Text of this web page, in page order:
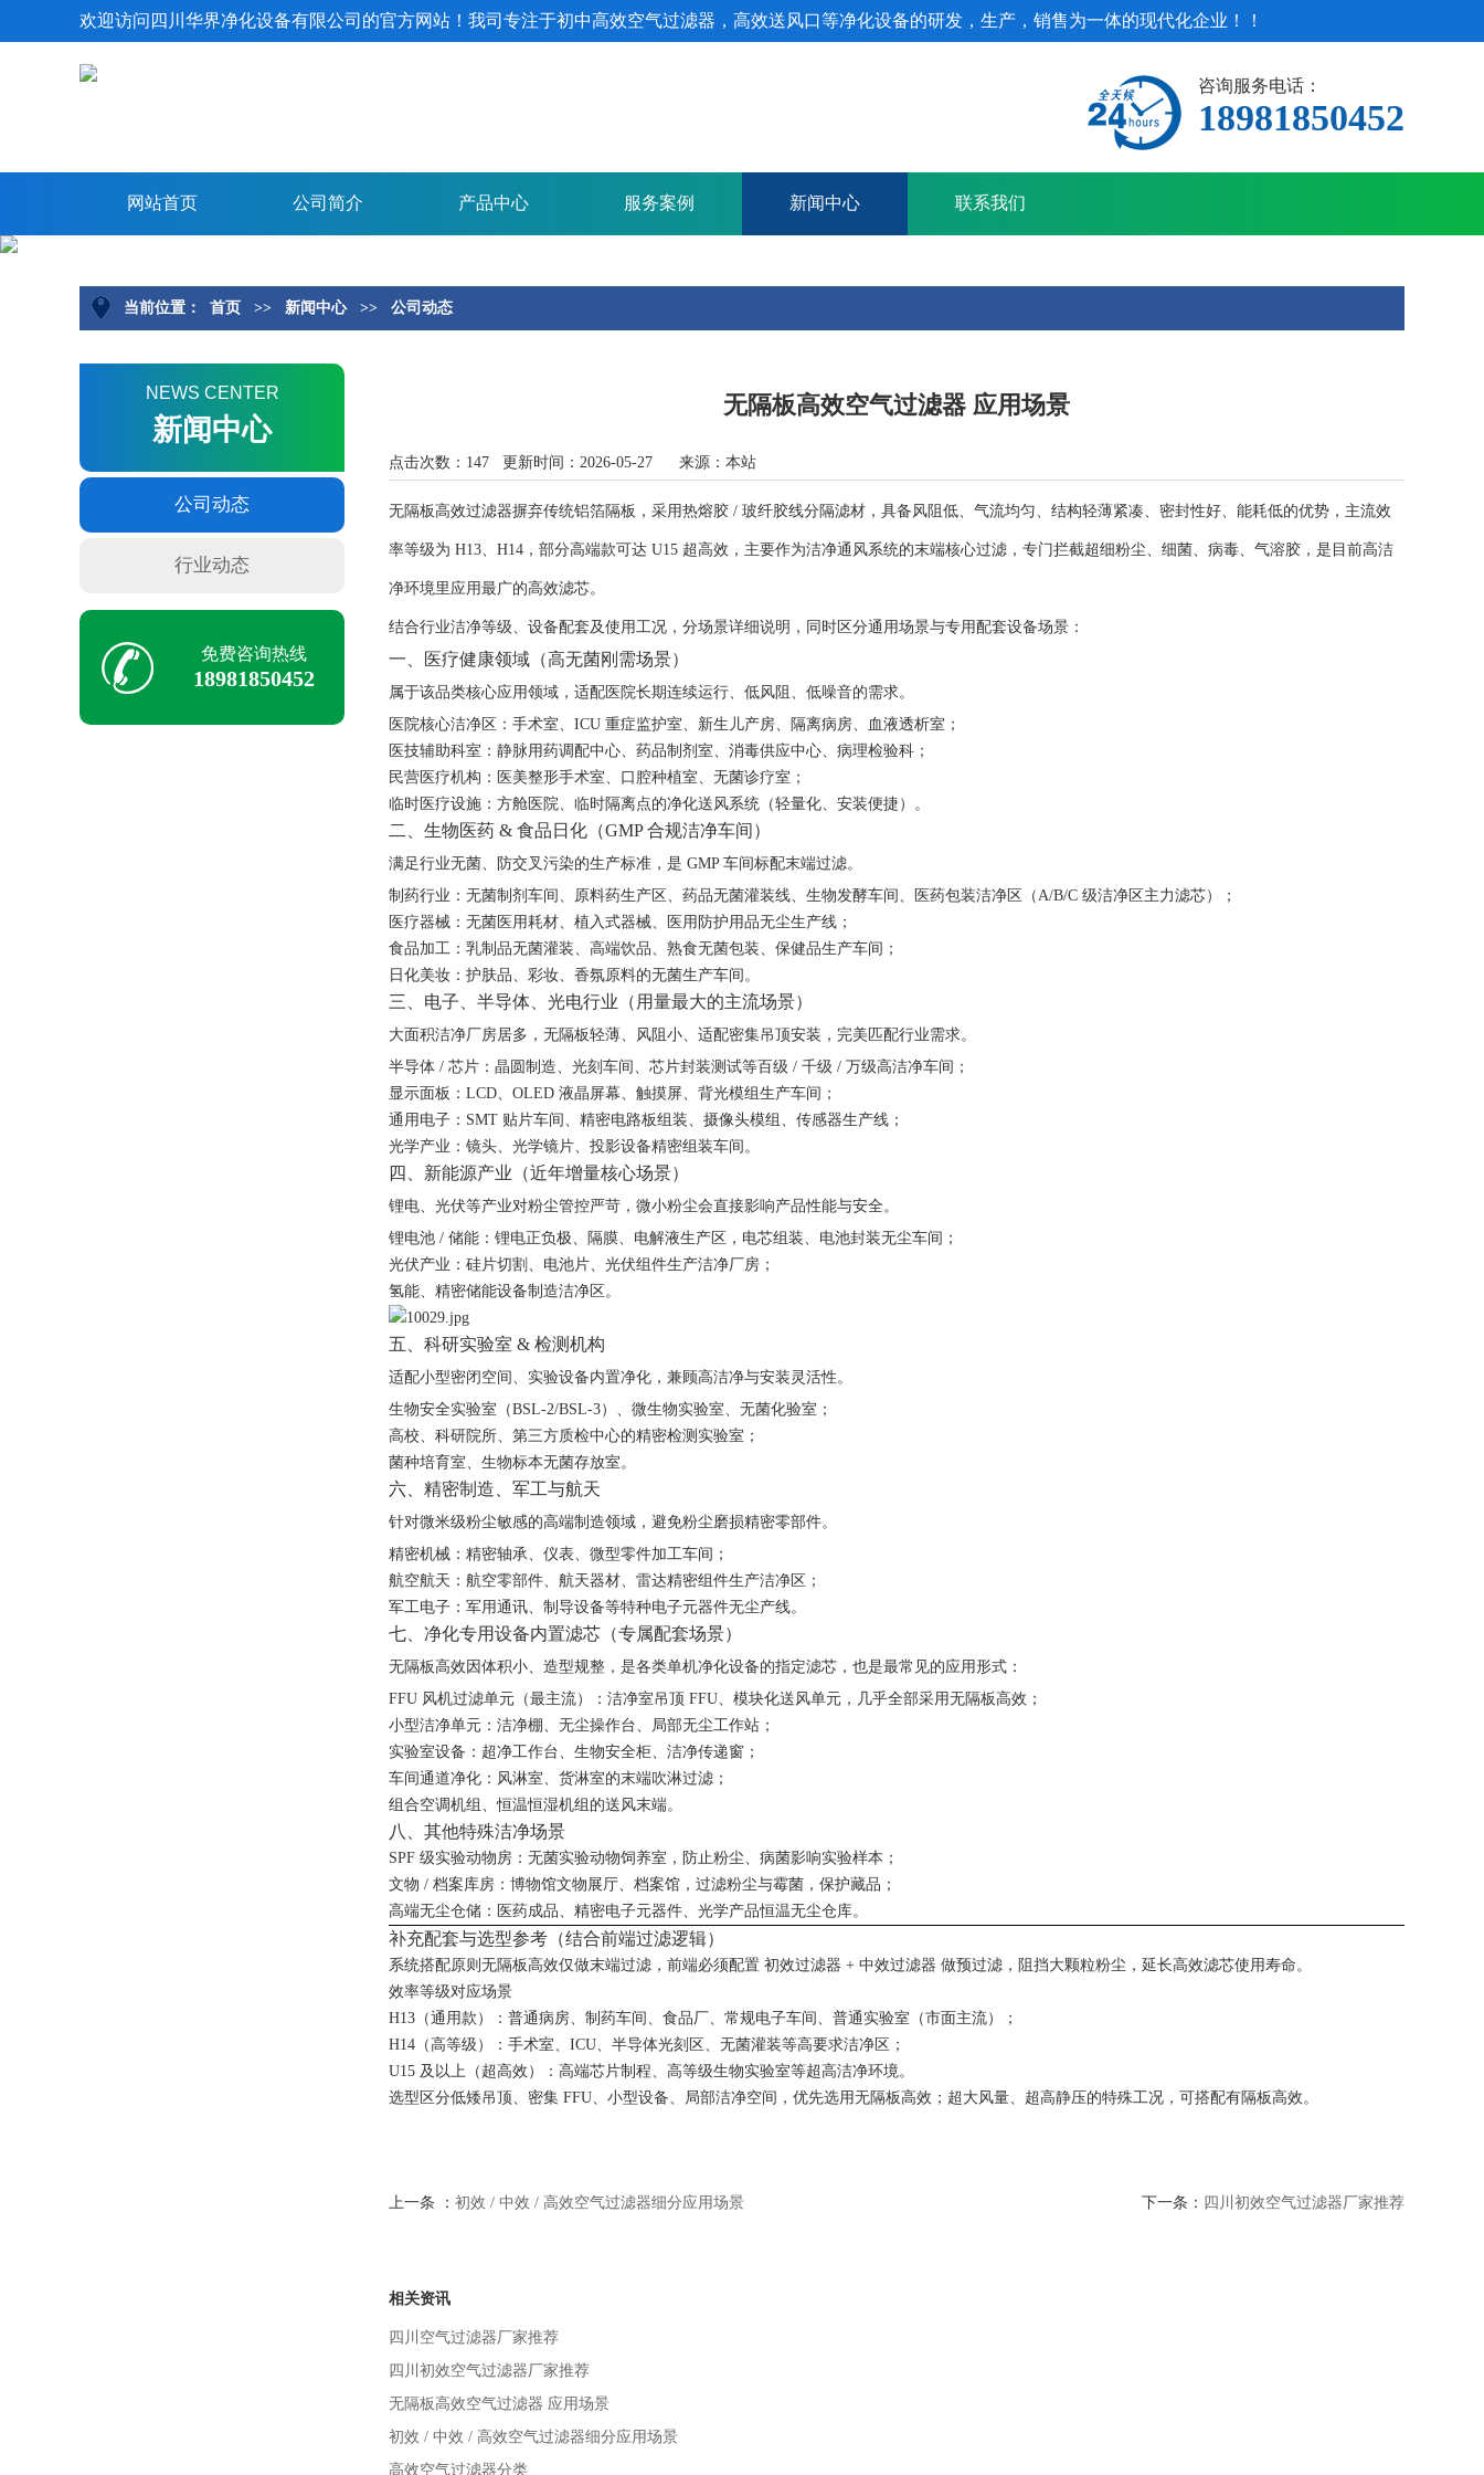
欢迎访问四川华界净化设备有限公司的官方网站！我司专注于初中高效空气过滤器，高效送风口等净化设备的研发，生产，销售为一体的现代化企业！！
咨询服务电话：
18981850452
网站首页 公司简介 产品中心 服务案例 新闻中心 联系我们
当前位置： 首页 >> 新闻中心 >> 公司动态
NEWS CENTER
新闻中心
公司动态
行业动态
免费咨询热线
18981850452
无隔板高效空气过滤器 应用场景
点击次数：147 更新时间：2026-05-27 来源：本站
无隔板高效过滤器摒弃传统铝箔隔板，采用热熔胶 / 玻纤胶线分隔滤材，具备风阻低、气流均匀、结构轻薄紧凑、密封性好、能耗低的优势，主流效
率等级为 H13、H14 ，部分高端款可达 U15 超高效， 主要作为洁净通风系统的末端核心过滤 ，专门拦截超细粉尘、细菌、病毒、气溶胶，是目前高洁
净环境里应用最广的高效滤芯。
结合行业洁净等级、设备配套及使用工况，分场景详细说明，同时区分通用场景与专用配套设备场景：
一、医疗健康领域（高无菌刚需场景）
属于该品类核心应用领域，适配医院长期连续运行、低风阻、低噪音的需求。
医院核心洁净区：手术室、ICU 重症监护室、新生儿产房、隔离病房、血液透析室；
医技辅助科室：静脉用药调配中心、药品制剂室、消毒供应中心、病理检验科；
民营医疗机构：医美整形手术室、口腔种植室、无菌诊疗室；
临时医疗设施：方舱医院、临时隔离点的净化送风系统（轻量化、安装便捷）。
二、生物医药 & 食品日化（GMP 合规洁净车间）
满足行业无菌、防交叉污染的生产标准，是 GMP 车间标配末端过滤。
制药行业：无菌制剂车间、原料药生产区、药品无菌灌装线、生物发酵车间、医药包装洁净区（A/B/C 级洁净区主力滤芯）；
医疗器械：无菌医用耗材、植入式器械、医用防护用品无尘生产线；
食品加工：乳制品无菌灌装、高端饮品、熟食无菌包装、保健品生产车间；
日化美妆：护肤品、彩妆、香氛原料的无菌生产车间。
三、电子、半导体、光电行业（用量最大的主流场景）
大面积洁净厂房居多，无隔板轻薄、风阻小、适配密集吊顶安装 ，完美匹配行业需求。
半导体 / 芯片：晶圆制造、光刻车间、芯片封装测试等百级 / 千级 / 万级高洁净车间；
显示面板：LCD、OLED 液晶屏幕、触摸屏、背光模组生产车间；
通用电子：SMT 贴片车间、精密电路板组装、摄像头模组、传感器生产线；
光学产业：镜头、光学镜片、投影设备精密组装车间。
四、新能源产业（近年增量核心场景）
锂电、光伏等产业对粉尘管控严苛，微小粉尘会直接影响产品性能与安全。
锂电池 / 储能：锂电正负极、隔膜、电解液生产区，电芯组装、电池封装无尘车间；
光伏产业：硅片切割、电池片、光伏组件生产洁净厂房；
氢能、精密储能设备制造洁净区。
五、科研实验室 & 检测机构
适配小型密闭空间、实验设备内置净化，兼顾高洁净与安装灵活性。
生物安全实验室（BSL-2/BSL-3）、微生物实验室、无菌化验室；
高校、科研院所、第三方质检中心的精密检测实验室；
菌种培育室、生物标本无菌存放室。
六、精密制造、军工与航天
针对微米级粉尘敏感的高端制造领域，避免粉尘磨损精密零部件。
精密机械：精密轴承、仪表、微型零件加工车间；
航空航天：航空零部件、航天器材、雷达精密组件生产洁净区；
军工电子：军用通讯、制导设备等特种电子元器件无尘产线。
七、净化专用设备内置滤芯（专属配套场景）
无隔板高效因体积小、造型规整 ，是各类单机净化设备的指定滤芯，也是最常见的应用形式：
FFU 风机过滤单元 （最主流）：洁净室吊顶 FFU、模块化送风单元，几乎全部采用无隔板高效；
小型洁净单元：洁净棚、无尘操作台、局部无尘工作站；
实验室设备：超净工作台、生物安全柜、洁净传递窗；
车间通道净化：风淋室、货淋室的末端吹淋过滤；
组合空调机组、恒温恒湿机组的送风末端。
八、其他特殊洁净场景
SPF 级实验动物房：无菌实验动物饲养室，防止粉尘、病菌影响实验样本；
文物 / 档案库房：博物馆文物展厅、档案馆，过滤粉尘与霉菌，保护藏品；
高端无尘仓储：医药成品、精密电子元器件、光学产品恒温无尘仓库。
补充配套与选型参考（结合前端过滤逻辑）
系统搭配原则 无隔板高效仅做末端过滤 ，前端必须配置 初效过滤器 + 中效过滤器 做预过滤，阻挡大颗粒粉尘，延长高效滤芯使用寿命。
效率等级对应场景
H13（通用款）：普通病房、制药车间、食品厂、常规电子车间、普通实验室（市面主流）；
H14（高等级）：手术室、ICU、半导体光刻区、无菌灌装等高要求洁净区；
U15 及以上（超高效）：高端芯片制程、高等级生物实验室等超高洁净环境。
选型区分低矮吊顶、密集 FFU、小型设备、局部洁净空间，优先选用无隔板高效 ；超大风量、超高静压的特殊工况，可搭配有隔板高效。
上一条 ： 初效 / 中效 / 高效空气过滤器细分应用场景 下一条： 四川初效空气过滤器厂家推荐
相关资讯
四川空气过滤器厂家推荐
四川初效空气过滤器厂家推荐
无隔板高效空气过滤器 应用场景
初效 / 中效 / 高效空气过滤器细分应用场景
高效空气过滤器分类